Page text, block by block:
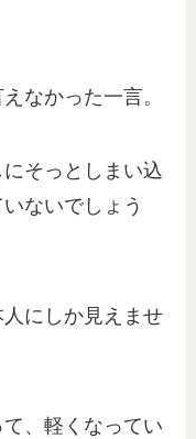
なかった一言。
そっとしまい込
ないでしょう
にしか見えませ
、軽くなってい